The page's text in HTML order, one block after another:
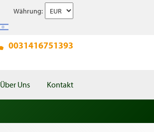
Währung:
0031416751393
Über Uns Kontakt